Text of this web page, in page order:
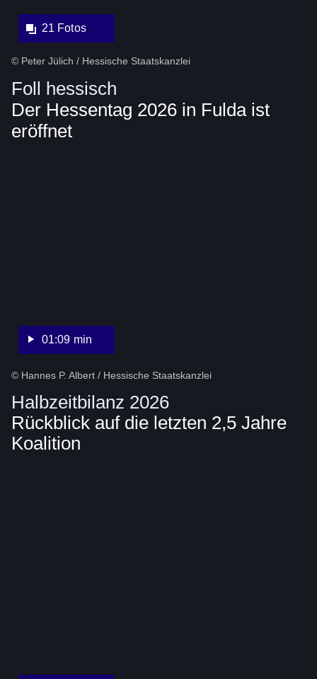
21 Fotos
© Peter Jülich / Hessische Staatskanzlei
Foll hessisch
Der Hessentag 2026 in Fulda ist
eröffnet
01:09 min
© Hannes P. Albert / Hessische Staatskanzlei
Halbzeitbilanz 2026
Rückblick auf die letzten 2,5 Jahre
Koalition